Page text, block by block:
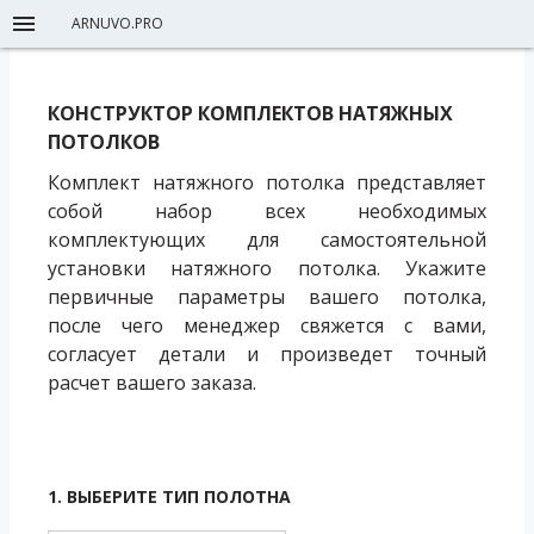
ARNUVO.PRO
КОНСТРУКТОР КОМПЛЕКТОВ НАТЯЖНЫХ
ПОТОЛКОВ
Комплект натяжного потолка представляет
собой набор всех необходимых
комплектующих для самостоятельной
установки натяжного потолка. Укажите
первичные параметры вашего потолка,
после чего менеджер свяжется с вами,
согласует детали и произведет точный
расчет вашего заказа.
1. ВЫБЕРИТЕ ТИП ПОЛОТНА